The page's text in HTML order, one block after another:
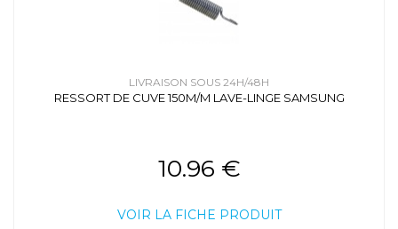
LIVRAISON SOUS 24H/48H
RESSORT DE CUVE 150M/M LAVE-LINGE SAMSUNG
10.96 €
VOIR LA FICHE PRODUIT